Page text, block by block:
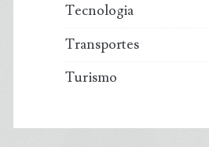
Tecnologia
Transportes
Turismo